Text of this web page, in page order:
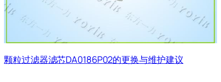
颗粒过滤器滤芯DA0186P02的更换与维护建议